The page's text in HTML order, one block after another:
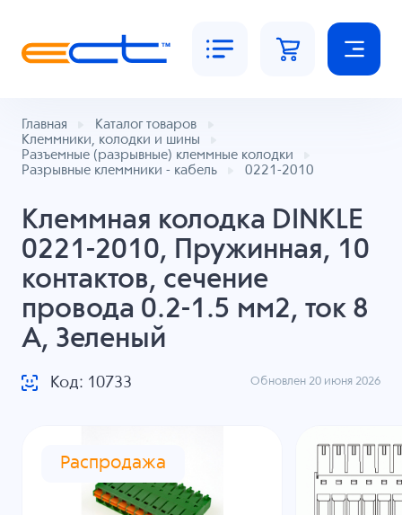
Главная
Каталог товаров
Клеммники, колодки и шины
Разъемные (разрывные) клеммные колодки
Разрывные клеммники - кабель
0221-2010
Клеммная колодка DINKLE
0221-2010, Пружинная, 10
контактов, сечение
провода 0.2-1.5 мм2, ток 8
A, Зеленый
Код: 10733 Обновлен 20 июня 2026
Распродажа